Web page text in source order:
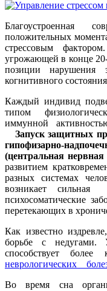
Благоустроенная
положительных
стрессовым
угрожающей в конце 20-
позиции нарушения
когнитивного
Каждый индивид
типом
иммунной
Запуск защитных
гипофизарно-
(центральная нервная
развитием
разных системах
возникает сильная
психосоматические
перетекающих в
Как известно
борьбе с недугами.
способствует более
неврологических
Во время сна